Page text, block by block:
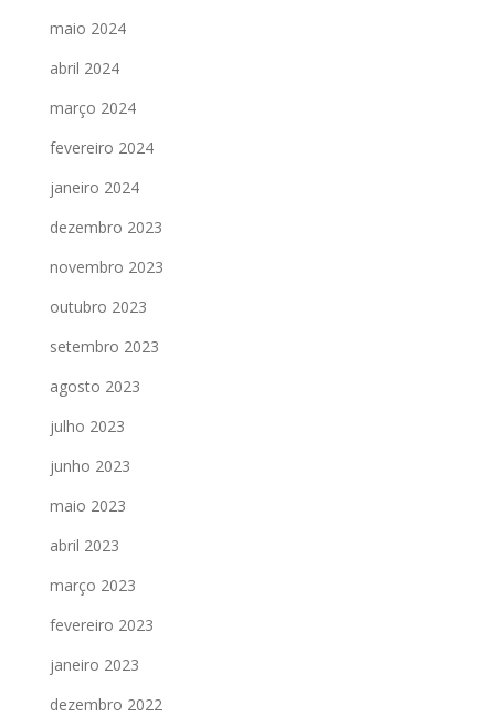
maio 2024
abril 2024
março 2024
fevereiro 2024
janeiro 2024
dezembro 2023
novembro 2023
outubro 2023
setembro 2023
agosto 2023
julho 2023
junho 2023
maio 2023
abril 2023
março 2023
fevereiro 2023
janeiro 2023
dezembro 2022